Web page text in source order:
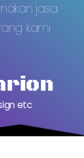
jasa
kami
etc